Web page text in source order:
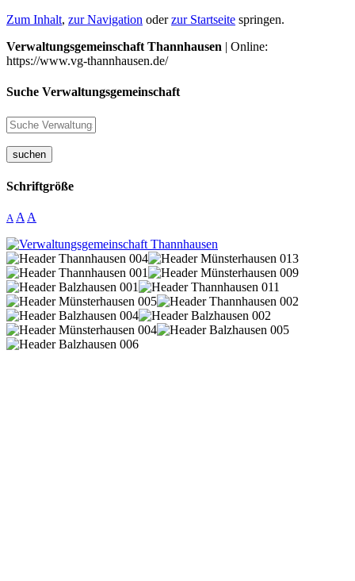
Zum Inhalt, zur Navigation oderzur Startseite springen.
Verwaltungsgemeinschaft Thannhausen | Online:
https://www.vg-thannhausen.de/
Suche Verwaltungsgemeinschaft
suchen
Schriftgröße
A A A